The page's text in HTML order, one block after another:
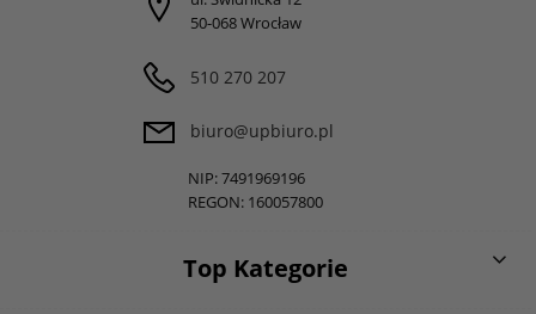
50-068 Wrocław
510 270 207
biuro@upbiuro.pl
NIP: 7491969196
REGON: 160057800
Top Kategorie